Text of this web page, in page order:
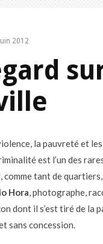
2012
la pauvreté et les
est l’un des
tant de
Hora, photographe,
dont il s’est tiré de la
sans concession.